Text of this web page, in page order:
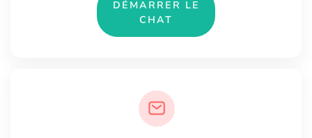
DÉMARRER LE
CHAT